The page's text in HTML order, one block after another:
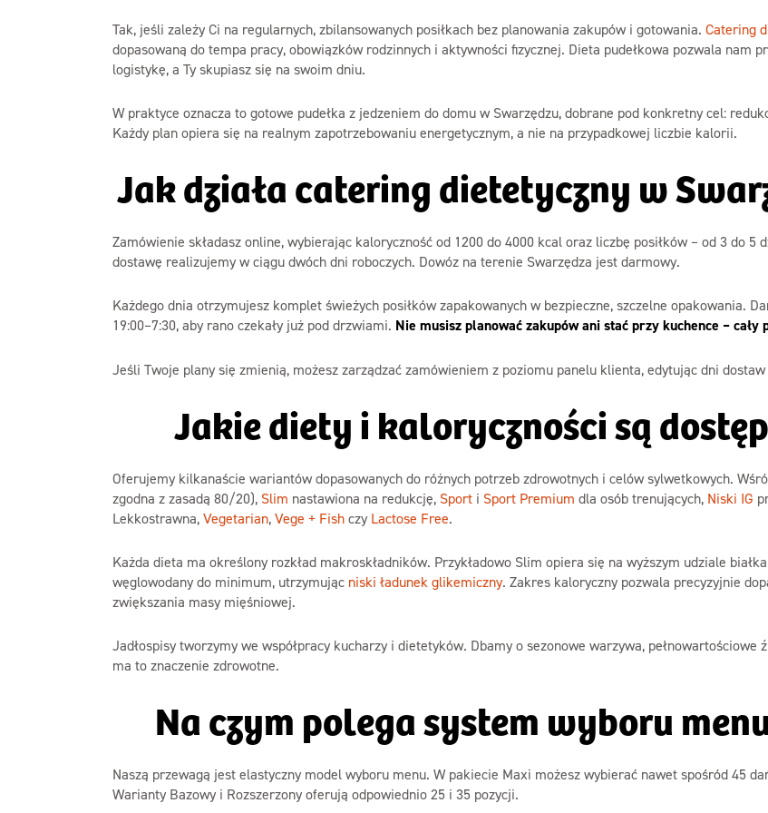
Tak, jeśli zależy Ci na regularnych, zbilansowanych posiłkach bez planowania zakupów i gotowania. Catering
dopasowaną do tempa pracy, obowiązków rodzinnych i aktywności fizycznej. Dieta pudełkowa pozwala nam
logistykę, a Ty skupiasz się na swoim dniu.
W praktyce oznacza to gotowe pudełka z jedzeniem do domu w Swarzędzu, dobrane pod konkretny cel:
Każdy plan opiera się na realnym zapotrzebowaniu energetycznym, a nie na przypadkowej liczbie kalorii.
Jak działa catering dietetyczny w
Zamówienie składasz online, wybierając kaloryczność od 1200 do 4000 kcal oraz liczbę posiłków – od 3 do 5
dostawę realizujemy w ciągu dwóch dni roboczych. Dowóz na terenie Swarzędza jest darmowy.
Każdego dnia otrzymujesz komplet świeżych posiłków zapakowanych w bezpieczne, szczelne opakowania.
19:00–7:30, aby rano czekały już pod drzwiami. Nie musisz planować zakupów ani stać przy kuchence –
Jeśli Twoje plany się zmienią, możesz zarządzać zamówieniem z poziomu panelu klienta, edytując dni
Jakie diety i kaloryczności są
Oferujemy kilkanaście wariantów dopasowanych do różnych potrzeb zdrowotnych i celów sylwetkowych.
zgodna z zasadą 80/20), Slim nastawiona na redukcję, Sport i Sport Premium dla osób trenujących, Niski IG
Lekkostrawna, Vegetarian, Vege + Fish czy Lactose Free.
Każda dieta ma określony rozkład makroskładników. Przykładowo Slim opiera się na wyższym udziale
węglowodany do minimum, utrzymując niski ładunek glikemiczny. Zakres kaloryczny pozwala precyzyjnie
zwiększania masy mięśniowej.
Jadłospisy tworzymy we współpracy kucharzy i dietetyków. Dbamy o sezonowe warzywa,
ma to znaczenie zdrowotne.
Na czym polega system wyboru
Naszą przewagą jest elastyczny model wyboru menu. W pakiecie Maxi możesz wybierać nawet spośród 45
Warianty Bazowy i Rozszerzony oferują odpowiednio 25 i 35 pozycji.